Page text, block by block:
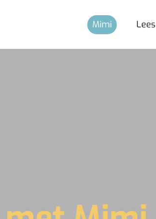
Mimi Lees